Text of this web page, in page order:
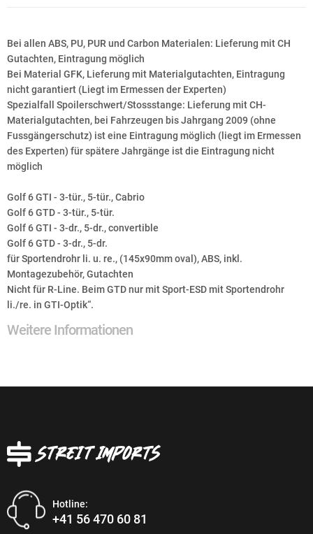
Bei allen ABS, PU, PUR und Carbon Materialen: Lieferung mit CH
Gutachten, Eintragung möglich
Bei Material GFK, Lieferung mit Materialgutachten, Eintragung
nicht garantiert (Liegt im Ermessen der Experten)
Spezialfall Spoilerschwert/Stossstange: Lieferung mit CH-
Materialgutachten, bei Fahrzeugen bis Jahrgang 2009 (ohne
Fussgängerschutz) ist eine Eintragung möglich (liegt im Ermessen
des Experten) für spätere Jahrgänge ist die Eintragung nicht
möglich
Golf 6 GTI - 3-tür., 5-tür., Cabrio
Golf 6 GTD - 3-tür., 5-tür.
Golf 6 GTI - 3-dr., 5-dr., convertible
Golf 6 GTD - 3-dr., 5-dr.
für Sportendrohr li. u. re., (145x90mm oval), ABS, inkl.
Montagezubehör, Gutachten
Nicht für R-Line. Beim GTD nur mit Sport-ESD mit Sportendrohr
li./re. in GTI-Optik“.
Weitere Informationen
Hotline:
+41 56 470 60 81